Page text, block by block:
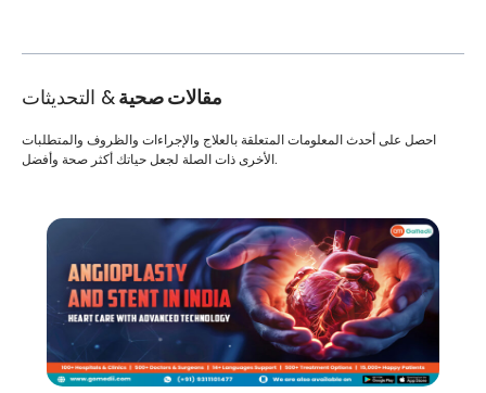
مقالات صحية& التحديثات
احصل على أحدث المعلومات المتعلقة بالعلاج والإجراءات والظروف والمتطلبات
الأخرى ذات الصلة لجعل حياتك أكثر صحة وأفضل.